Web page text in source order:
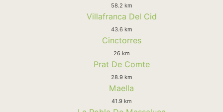
58.2 km
Villafranca Del Cid
43.6 km
Cinctorres
26 km
Prat De Comte
28.9 km
Maella
41.9 km